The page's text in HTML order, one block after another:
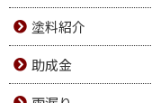
塗料紹介
助成金